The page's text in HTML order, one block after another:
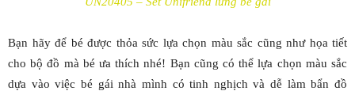
Bạn hãy để bé được thỏa sức lựa chọn màu sắc cũng như họa tiết
cho bộ đồ mà bé ưa thích nhé! Bạn cũng có thể lựa chọn màu sắc
dựa vào việc bé gái nhà mình có tinh nghịch và dễ làm bẩn đồ